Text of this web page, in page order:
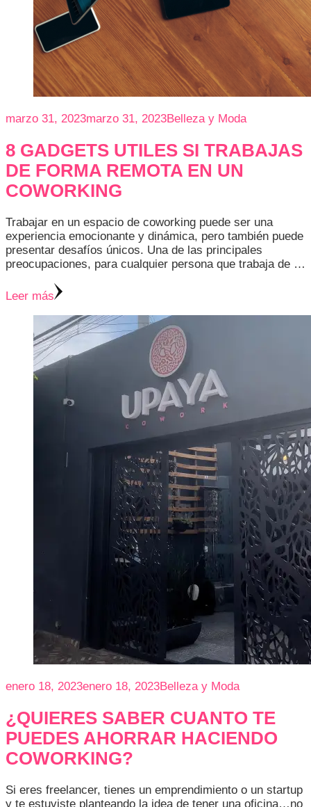
marzo 31, 2023marzo 31, 2023Belleza y Moda
8 GADGETS UTILES SI TRABAJAS
DE FORMA REMOTA EN UN
COWORKING
Trabajar en un espacio de coworking puede ser una
experiencia emocionante y dinámica, pero también puede
presentar desafíos únicos. Una de las principales
preocupaciones, para cualquier persona que trabaja de …
Leer más
enero 18, 2023enero 18, 2023Belleza y Moda
¿QUIERES SABER CUANTO TE
PUEDES AHORRAR HACIENDO
COWORKING?
Si eres freelancer, tienes un emprendimiento o un startup
y te estuviste planteando la idea de tener una oficina…no